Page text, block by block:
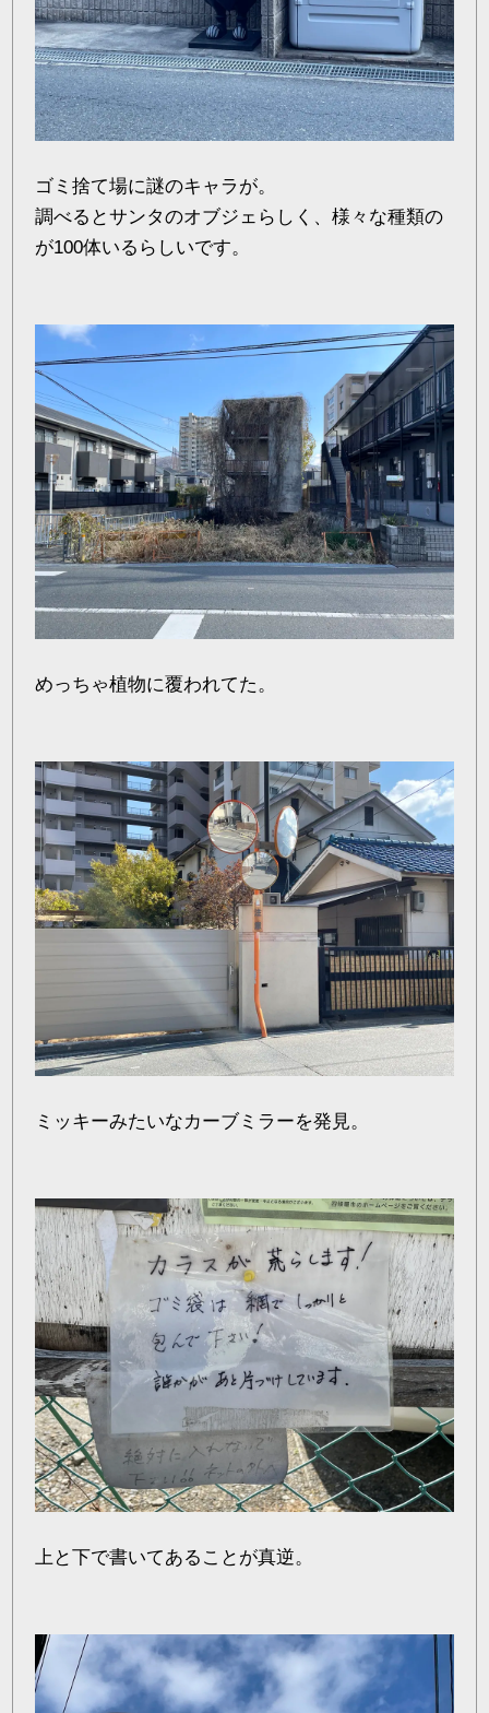
ゴミ捨て場に謎のキャラが。
調べるとサンタのオブジェらしく、様々な種類の
が100体いるらしいです。
めっちゃ植物に覆われてた。
ミッキーみたいなカーブミラーを発見。
上と下で書いてあることが真逆。